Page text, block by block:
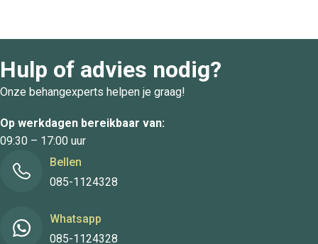
Hulp of advies nodig?
Onze behangexperts helpen je graag!
Op werkdagen bereikbaar van:
09:30 – 17:00 uur
Bellen
085-1124328
Whatsapp
085-1124328